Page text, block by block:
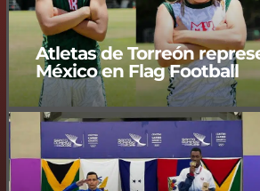
Atletas de Torreón
México en Flag Football